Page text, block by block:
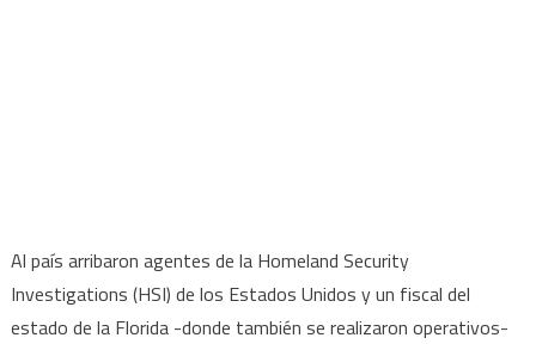
Al país arribaron agentes de la Homeland Security
Investigations (HSI) de los Estados Unidos y un fiscal del
estado de la Florida -donde también se realizaron operativos-